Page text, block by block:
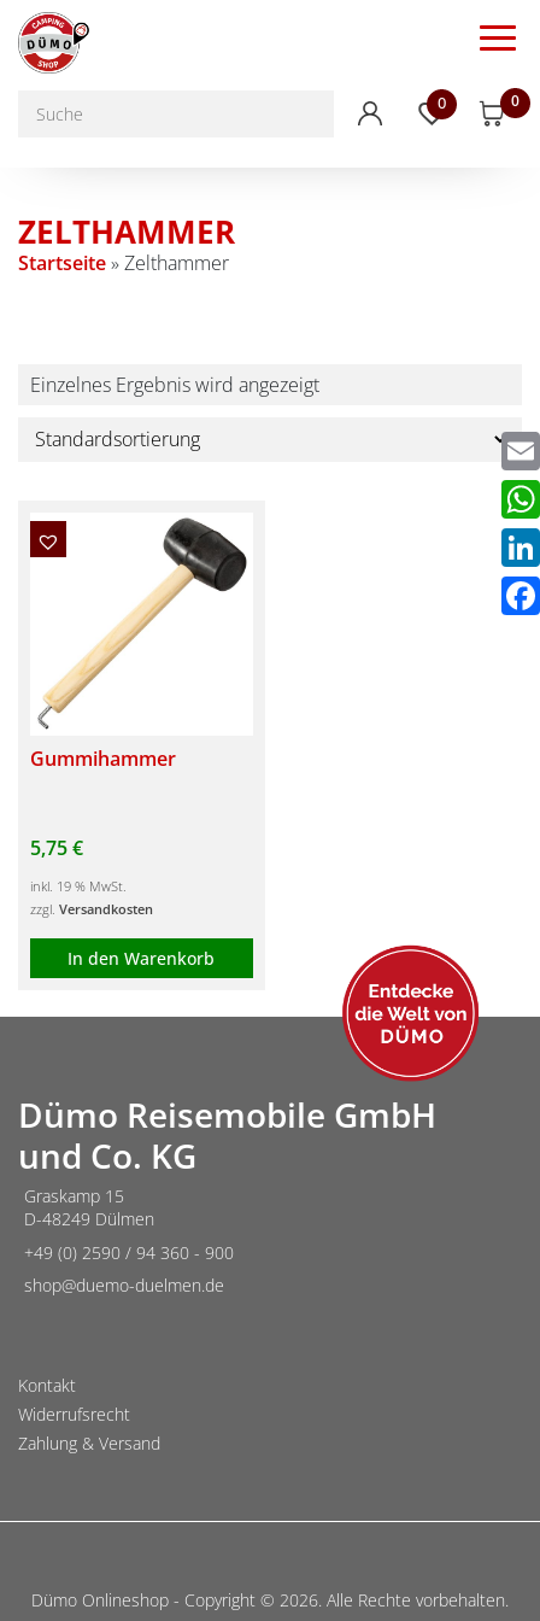
0 0
ZELTHAMMER
Startseite»Zelthammer
Einzelnes Ergebnis wird angezeigt
Gummihammer
5,75€
inkl. 19 % MwSt.
zzgl. Versandkosten
In den Warenkorb
Dümo Reisemobile GmbH
und Co. KG
Graskamp 15
D-48249 Dülmen
+49 (0) 2590 / 94 360 - 900
shop@duemo-duelmen.de
Kontakt
Widerrufsrecht
Zahlung & Versand
Dümo Onlineshop - Copyright © 2026. Alle Rechte vorbehalten.